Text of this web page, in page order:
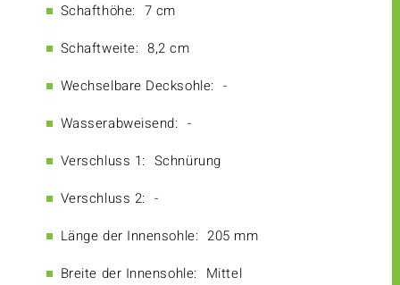
Schafthöhe: 7 cm
Schaftweite: 8,2 cm
Wechselbare Decksohle: -
Wasserabweisend: -
Verschluss 1: Schnürung
Verschluss 2: -
Länge der Innensohle: 205 mm
Breite der Innensohle: Mittel